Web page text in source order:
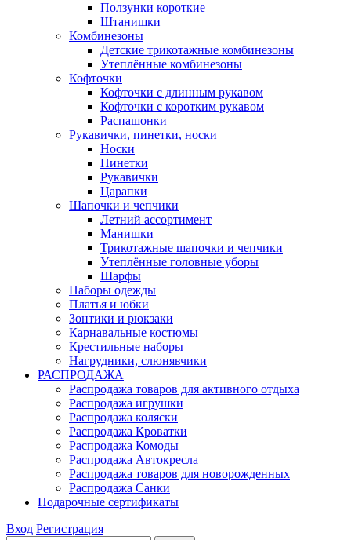
Ползунки короткие
Штанишки
Комбинезоны
Детские трикотажные комбинезоны
Утеплённые комбинезоны
Кофточки
Кофточки с длинным рукавом
Кофточки с коротким рукавом
Распашонки
Рукавички, пинетки, носки
Носки
Пинетки
Рукавички
Царапки
Шапочки и чепчики
Летний ассортимент
Манишки
Трикотажные шапочки и чепчики
Утеплённые головные уборы
Шарфы
Наборы одежды
Платья и юбки
Зонтики и рюкзаки
Карнавальные костюмы
Крестильные наборы
Нагрудники, слюнявчики
РАСПРОДАЖА
Распродажа товаров для активного отдыха
Распродажа игрушки
Распродажа коляски
Распродажа Кроватки
Распродажа Комоды
Распродажа Автокресла
Распродажа товаров для новорожденных
Распродажа Санки
Подарочные сертификаты
Вход Регистрация